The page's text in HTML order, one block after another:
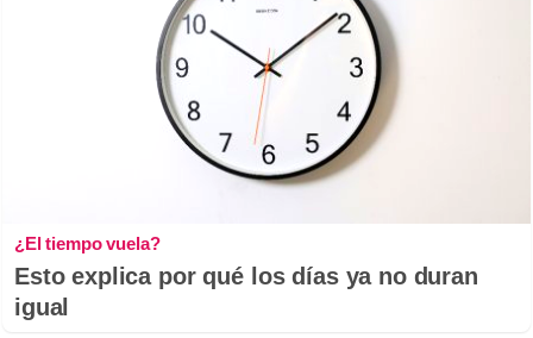
¿El tiempo vuela?
Esto explica por qué los días ya no duran
igual